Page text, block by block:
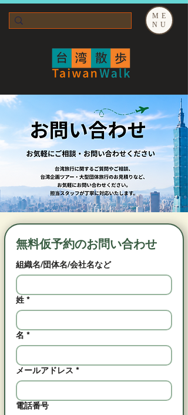
ME
NU
無料仮予約のお問い合わせ
組織名/団体名/会社名など
姓 *
名 *
メールアドレス *
電話番号